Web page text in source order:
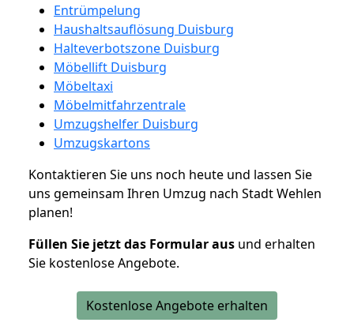
Entrümpelung
Haushaltsauflösung Duisburg
Halteverbotszone Duisburg
Möbellift Duisburg
Möbeltaxi
Möbelmitfahrzentrale
Umzugshelfer Duisburg
Umzugskartons
Kontaktieren Sie uns noch heute und lassen Sie
uns gemeinsam Ihren Umzug nach Stadt Wehlen
planen!
Füllen Sie jetzt das Formular aus und erhalten
Sie kostenlose Angebote.
Kostenlose Angebote erhalten